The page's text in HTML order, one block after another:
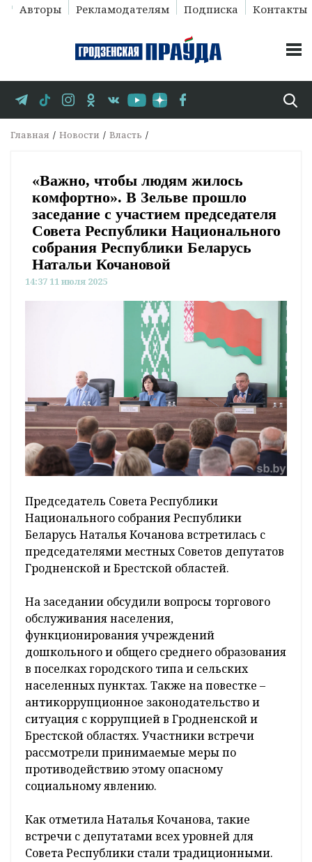
Авторы Рекламодателям Подписка Контакты
Главная Новости Власть
«Важно, чтобы людям жилось
комфортно». В Зельве прошло
заседание с участием председателя
Совета Республики Национального
собрания Республики Беларусь
Натальи Кочановой
14:37 11 июля 2025
Председатель Совета Республики
Национального собрания Республики
Беларусь Наталья Кочанова встретилась с
председателями местных Советов депутатов
Гродненской и Брестской областей.
На заседании обсудили вопросы торгового
обслуживания населения,
функционирования учреждений
дошкольного и общего среднего образования
в поселках городского типа и сельских
населенных пунктах. Также на повестке –
антикоррупционное законодательство и
ситуация с коррупцией в Гродненской и
Брестской областях. Участники встречи
рассмотрели принимаемые меры по
противодействию этому опасному
социальному явлению.
Как отметила Наталья Кочанова, такие
встречи с депутатами всех уровней для
Совета Республики стали традиционными.